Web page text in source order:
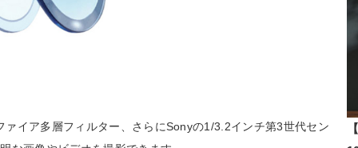
イア多層フィルター、さらにSonyの1/3.2インチ第3世代セン